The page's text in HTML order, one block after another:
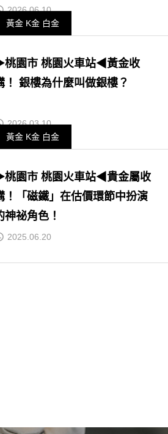
2026.06.10
黃金 K金 白金
桃園市 桃園火車站◀黃金收
！ 銀樓為什麼叫做銀樓？
2026.03.10
黃金 K金 白金
桃園市 桃園火車站◀貴金屬收
！「磁鐵」在估價環節中扮演
神祕角色！
2025.06.20